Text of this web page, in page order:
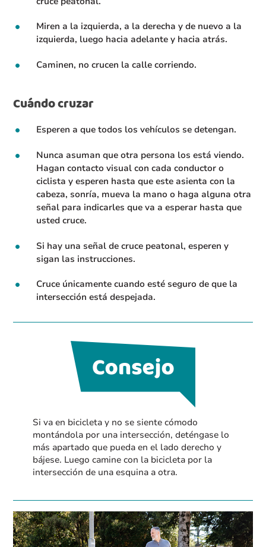
Miren a la izquierda, a la derecha y de nuevo a la
izquierda, luego hacia adelante y hacia atrás.
Caminen, no crucen la calle corriendo.
Cuándo cruzar
Esperen a que todos los vehículos se detengan.
Nunca asuman que otra persona los está viendo.
Hagan contacto visual con cada conductor o
ciclista y esperen hasta que este asienta con la
cabeza, sonría, mueva la mano o haga alguna otra
señal para indicarles que va a esperar hasta que
usted cruce.
Si hay una señal de cruce peatonal, esperen y
sigan las instrucciones.
Cruce únicamente cuando esté seguro de que la
intersección está despejada.
Si va en bicicleta y no se siente cómodo
montándola por una intersección, deténgase lo
más apartado que pueda en el lado derecho y
bájese. Luego camine con la bicicleta por la
intersección de una esquina a otra.